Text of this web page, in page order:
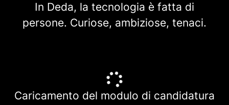
In Deda, la tecnologia è fatta di
persone. Curiose, ambiziose, tenaci.
Caricamento del modulo di candidatura